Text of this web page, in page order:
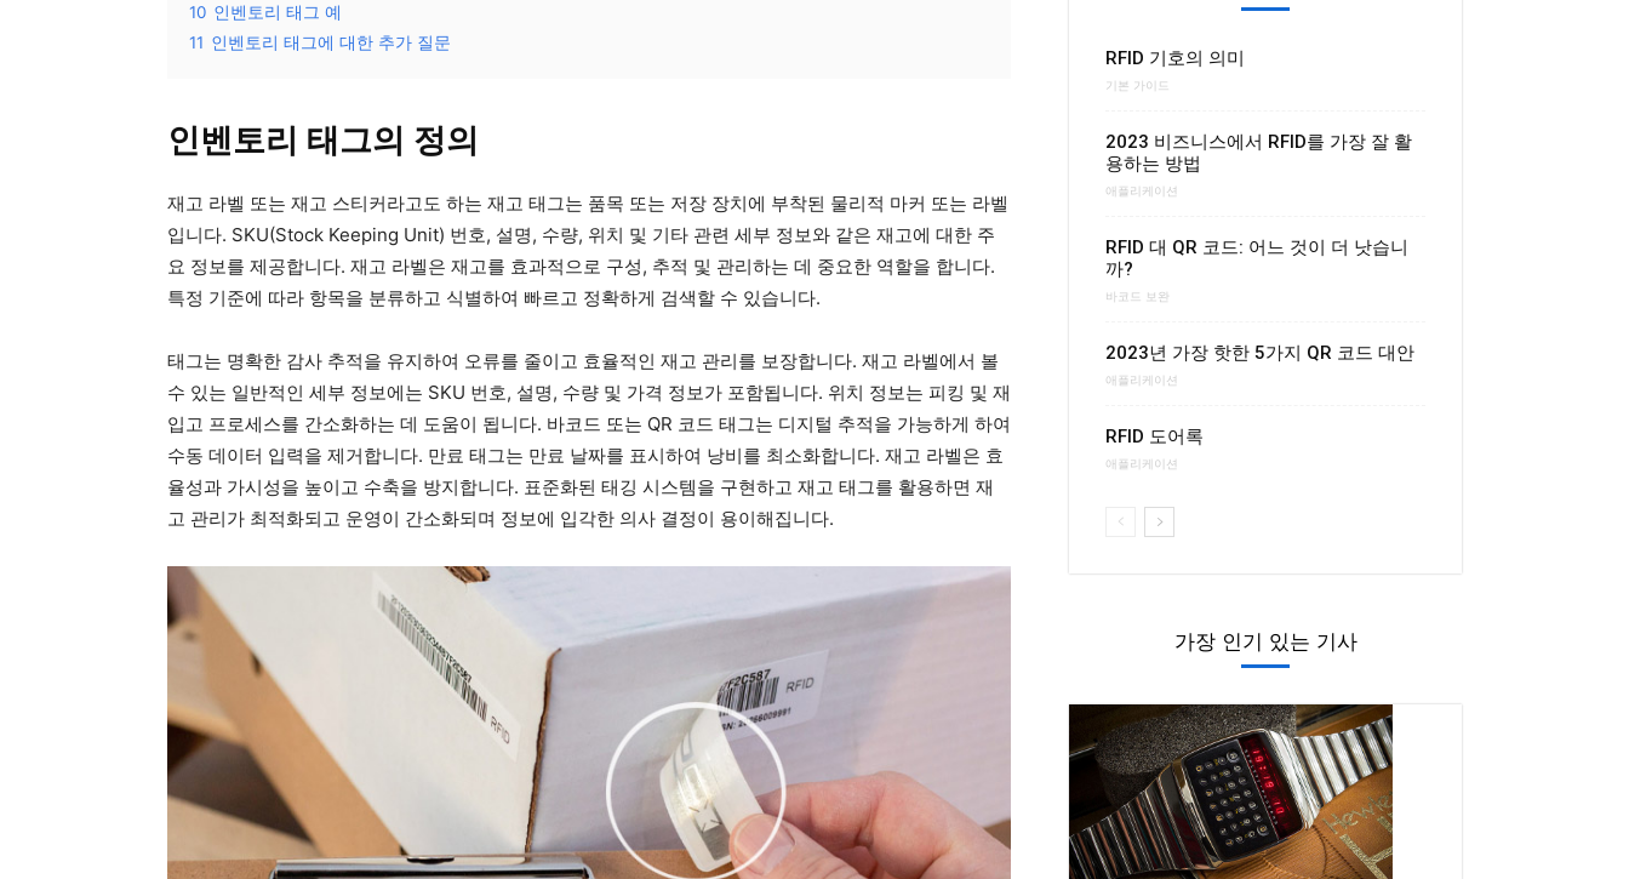
10 인벤토리 태그 예
11 인벤토리 태그에 대한 추가 질문
인벤토리 태그의 정의
재고 라벨 또는 재고 스티커라고도 하는 재고 태그는 품목 또는 저장 장치에 부착된 물리적 마커 또는 라벨
입니다. SKU(Stock Keeping Unit) 번호, 설명, 수량, 위치 및 기타 관련 세부 정보와 같은 재고에 대한 주
요 정보를 제공합니다. 재고 라벨은 재고를 효과적으로 구성, 추적 및 관리하는 데 중요한 역할을 합니다.
특정 기준에 따라 항목을 분류하고 식별하여 빠르고 정확하게 검색할 수 있습니다.
태그는 명확한 감사 추적을 유지하여 오류를 줄이고 효율적인 재고 관리를 보장합니다. 재고 라벨에서 볼
수 있는 일반적인 세부 정보에는 SKU 번호, 설명, 수량 및 가격 정보가 포함됩니다. 위치 정보는 피킹 및 재
입고 프로세스를 간소화하는 데 도움이 됩니다. 바코드 또는 QR 코드 태그는 디지털 추적을 가능하게 하여
수동 데이터 입력을 제거합니다. 만료 태그는 만료 날짜를 표시하여 낭비를 최소화합니다. 재고 라벨은 효
율성과 가시성을 높이고 수축을 방지합니다. 표준화된 태깅 시스템을 구현하고 재고 태그를 활용하면 재
고 관리가 최적화되고 운영이 간소화되며 정보에 입각한 의사 결정이 용이해집니다.
RFID 기호의 의미
기본 가이드
2023 비즈니스에서 RFID를 가장 잘 활
용하는 방법
애플리케이션
RFID 대 QR 코드: 어느 것이 더 낫습니
까?
바코드 보완
2023년 가장 핫한 5가지 QR 코드 대안
애플리케이션
RFID 도어록
애플리케이션
가장 인기 있는 기사